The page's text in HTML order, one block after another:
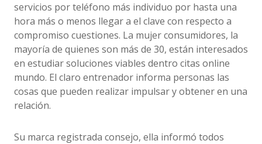
servicios por teléfono más individuo por hasta una
hora más o menos llegar a el clave con respecto a
compromiso cuestiones. La mujer consumidores, la
mayoría de quienes son más de 30, están interesados
​​en estudiar soluciones viables dentro citas online
mundo. El claro entrenador informa personas las
cosas que pueden realizar impulsar y obtener en una
relación.
Su marca registrada consejo, ella informó todos